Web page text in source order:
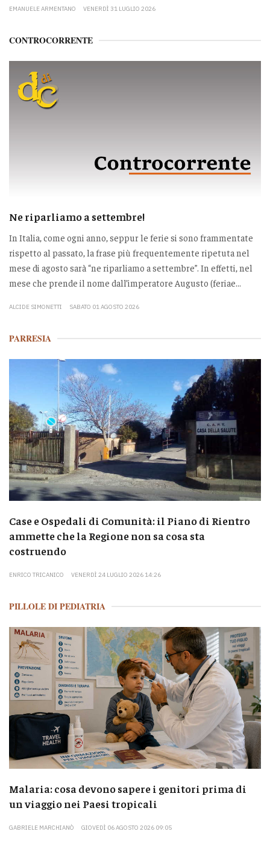
EMANUELE ARMENTANO VENERDÌ 31 LUGLIO 2026
CONTROCORRENTE
Ne riparliamo a settembre!
In Italia, come ogni anno, seppur le ferie si sono frammentate
rispetto al passato, la frase più frequentemente ripetuta nel
mese di agosto sarà “ne riparliamo a settembre”. In effetti, nel
mese che prende il nome dall’imperatore Augusto (feriae...
ALCIDE SIMONETTI SABATO 01 AGOSTO 2026
PARRESIA
Case e Ospedali di Comunità: il Piano di Rientro
ammette che la Regione non sa cosa sta
costruendo
ENRICO TRICANICO VENERDÌ 24 LUGLIO 2026 14:26
PILLOLE DI PEDIATRIA
Malaria: cosa devono sapere i genitori prima di
un viaggio nei Paesi tropicali
GABRIELE MARCHIANÒ GIOVEDÌ 06 AGOSTO 2026 09:05